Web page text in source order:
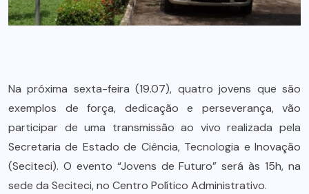
Na próxima sexta-feira (19.07), quatro jovens que são
exemplos de força, dedicação e perseverança, vão
participar de uma transmissão ao vivo realizada pela
Secretaria de Estado de Ciência, Tecnologia e Inovação
(Seciteci). O evento “Jovens de Futuro” será às 15h, na
sede da Seciteci, no Centro Político Administrativo.